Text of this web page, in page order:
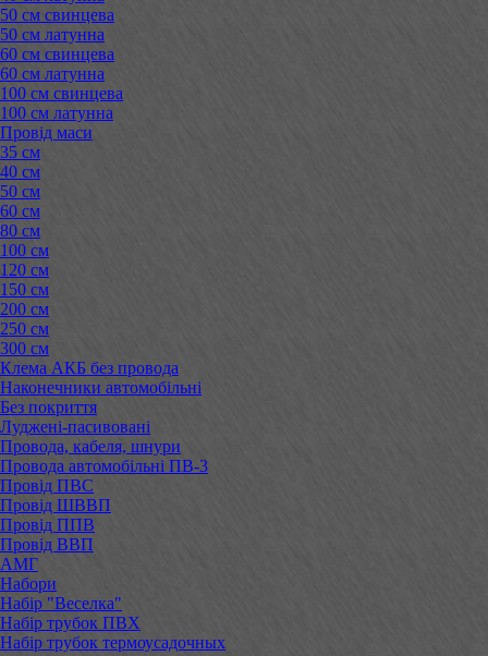
50 см свинцева
50 см латунна
60 см свинцева
60 см латунна
100 см свинцева
100 см латунна
Провід маси
35 см
40 см
50 см
60 см
80 см
100 см
120 см
150 см
200 см
250 см
300 см
Клема АКБ без провода
Наконечники автомобільні
Без покриття
Луджені-пасивовані
Провода, кабеля, шнури
Провода автомобільні ПВ-3
Провід ПВС
Провід ШВВП
Провід ППВ
Провід ВВП
АМГ
Набори
Набір "Веселка"
Набір трубок ПВХ
Набір трубок термоусадочных